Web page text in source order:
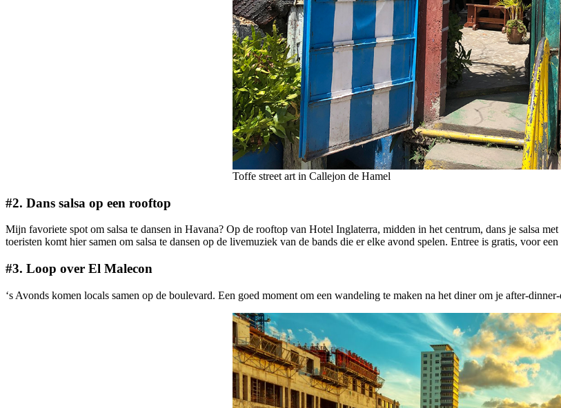
Toffe street art in Callejon de Hamel
#2. Dans salsa op een rooftop
Mijn favoriete spot om salsa te dansen in Havana? Op de rooftop van Hotel Inglaterra, midden in het centrum, dans je salsa
toeristen komt hier samen om salsa te dansen op de livemuziek van de bands die er elke avond spelen. Entree is gratis, voor
#3. Loop over El Malecon
‘s Avonds komen locals samen op de boulevard. Een goed moment om een wandeling te maken na het diner om je after-